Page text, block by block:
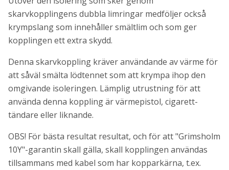
skarvkopplingens dubbla limringar medföljer också
krympslang som innehåller smältlim och som ger
kopplingen ett extra skydd.
Denna skarvkoppling kräver användande av värme för
att såväl smälta lödtennet som att krympa ihop den
omgivande isoleringen. Lämplig utrustning för att
använda denna koppling är värmepistol, cigarett-
tändare eller liknande.
OBS! För bästa resultat resultat, och för att "Grimsholm
10Y"-garantin skall gälla, skall kopplingen användas
tillsammans med kabel som har kopparkärna, t.ex.